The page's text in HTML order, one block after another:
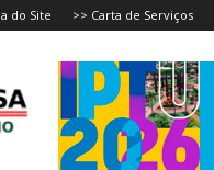
do Site >> Carta de Serviços